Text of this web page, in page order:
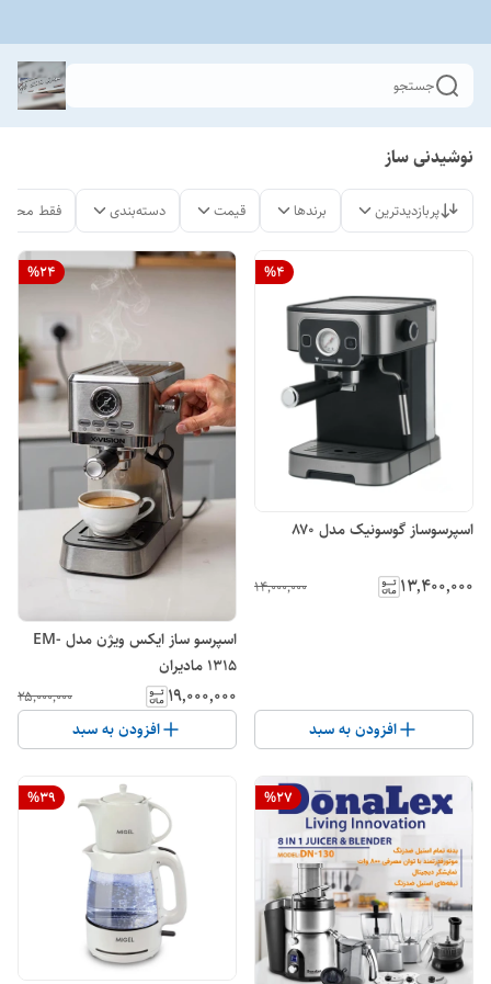
جستجو
نوشیدنی ساز
پربازدیدترین برندها قیمت دسته‌بندی فقط
%4
اسپرسوساز گوسونیک مدل ۸۷۰
۱۳٬۴۰۰٬۰۰۰ ۱۴٬۰۰۰٬۰۰۰
افزودن به سبد
%24
اسپرسو ساز ایکس ویژن مدل EM-
1315 مادیران
۱۹٬۰۰۰٬۰۰۰ ۲۵٬۰۰۰٬۰۰۰
افزودن به سبد
%27
%39